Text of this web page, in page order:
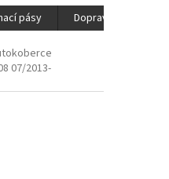
pásy Doprava
07/2013-